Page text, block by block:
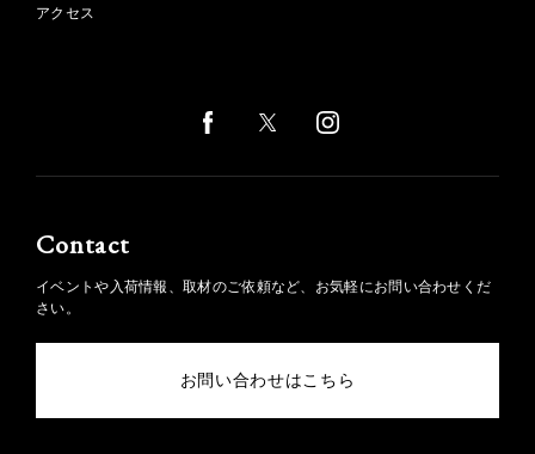
アクセス
Contact
イベントや入荷情報、取材のご依頼など、お気軽にお問い合わせくだ
さい。
お問い合わせはこちら